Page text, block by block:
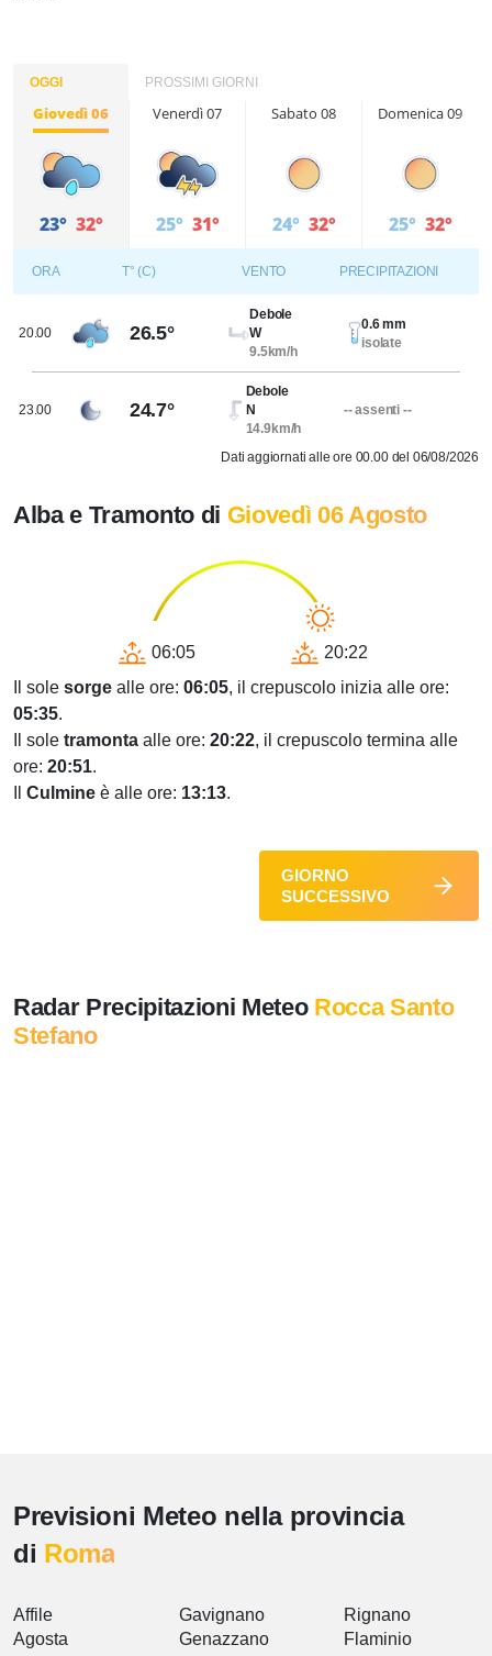
OGGI PROSSIMI GIORNI
Giovedì 06
23° 32°
Venerdì 07
25° 31°
Sabato 08
24° 32°
Domenica 09
25° 32°
ORA T° (C) VENTO PRECIPITAZIONI
20.00 26.5°
Debole
W
9.5km/h
0.6 mm
isolate
23.00 24.7°
Debole
N
14.9km/h
-- assenti --
Dati aggiornati alle ore 00.00 del 06/08/2026
Alba e Tramonto di Giovedì 06 Agosto
06:05
20:22
Il sole sorge alle ore: 06:05, il crepuscolo inizia alle ore:
05:35.
Il sole tramonta alle ore: 20:22, il crepuscolo termina alle
ore: 20:51.
Culmine è alle ore: 13:13.
GIORNO
SUCCESSIVO
Radar Precipitazioni Meteo Rocca Santo
Stefano
Previsioni Meteo nella provincia
di Roma
Affile
Agosta
Gavignano
Genazzano
Rignano
Flaminio